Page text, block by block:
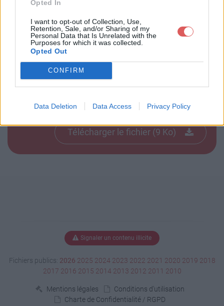
Opted In
I want to opt-out of Collection, Use,
Retention, Sale, and/or Sharing of my
Personal Data that Is Unrelated with the
Purposes for which it was collected.
Opted Out
CONFIRM
Data Deletion Data Access Privacy Policy
Télécharger le fichier Demi-Tour
-Gauche-Blanc.jpg
Télécharger Demi-Tour-Gauche-Bl
Télécharger le fichier (9 Ko)
Signaler un contenu illicite
Fichiers publics: 2026 2025 2024 2023 2022 2021 2020 2019 2018
2017 2016 2015 2014 2013 2012 2011 2010
Mentions légales
Conditions d'utilisation
Charte de Confidentialité / RGPD